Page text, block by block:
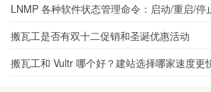
LNMP 各种软件状态管理命令：启动/重启/停
搬瓦工是否有双十二促销和圣诞优惠活动
搬瓦工和 Vultr 哪个好？建站选择哪家速度更